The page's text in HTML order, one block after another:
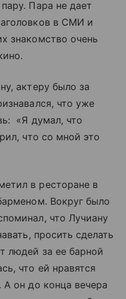
Пара не дает
в СМИ и
знакомство очень
актеру было за
что уже
«Я думал, что
что со мной это
в ресторане в
Вокруг было
что Лучиану
просить сделать
людей за ее барной
что ей нравятся
он до конца вечера